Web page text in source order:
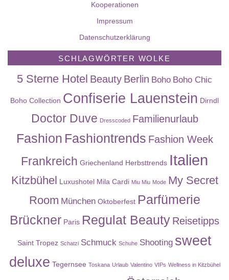
Kooperationen
Impressum
Datenschutzerklärung
SCHLAGWÖRTER WOLKE
5 Sterne Hotel Beauty Berlin Boho Boho Chic
Boho Collection Confiserie Lauenstein Dirndl
Doctor Duve Dresscoded Familienurlaub
Fashion Fashiontrends Fashion Week
Frankreich Griechenland Herbsttrends Italien
Kitzbühel Luxushotel Mila Cardi Miu Miu Mode My Secret
Room München Oktoberfest Parfümerie
Brückner Paris Regulat Beauty Reisetipps
Saint Tropez Schatzi Schmuck Schuhe Shooting sweet
deluxe Tegernsee Toskana Urlaub Valentino VIPs Wellness in Kitzbühel